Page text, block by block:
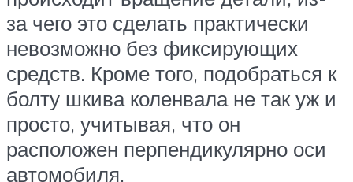
за чего это сделать практически
невозможно без фиксирующих
средств. Кроме того, подобраться к
болту шкива коленвала не так уж и
просто, учитывая, что он
расположен перпендикулярно оси
автомобиля.